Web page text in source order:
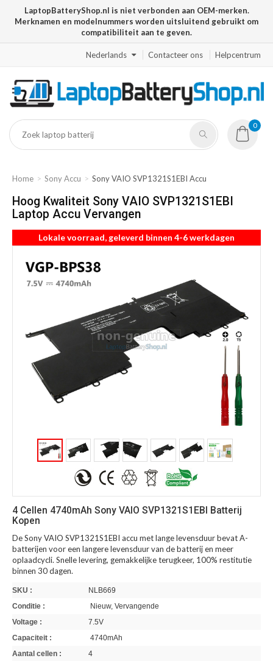
LaptopBatteryShop.nl is niet verbonden aan OEM-merken.
Merknamen en modelnummers worden uitsluitend gebruikt om
compatibiliteit aan te geven.
Nederlands Contacteer ons Helpcentrum
0
Home Sony Accu Sony VAIO SVP1321S1EBI Accu
Hoog Kwaliteit Sony VAIO SVP1321S1EBI
Laptop Accu Vervangen
Lokale voorraad, geleverd binnen 4-6 werkdagen
4 Cellen 4740mAh Sony VAIO SVP1321S1EBI Batterij
Kopen
De Sony VAIO SVP1321S1EBI accu met lange levensduur bevat A-
batterijen voor een langere levensduur van de batterij en meer
oplaadcycli. Snelle levering, gemakkelijke terugkeer, 100% restitutie
binnen 30 dagen.
SKU :
NLB669
Conditie :
Nieuw, Vervangende
Voltage :
7.5V
Capaciteit :
4740mAh
Aantal cellen :
4